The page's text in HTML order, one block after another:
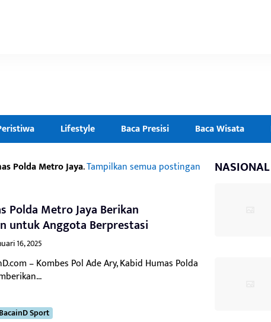
Lifestyle Baca Presisi Baca Wisata
Polda Metro Jaya.Tampilkan semua postingan
Polda Metro Jaya Berikan
untuk Anggota Berprestasi
16, 2025
– Kombes Pol Ade Ary, Kabid Humas Polda
BacainD Sport
NASIONAL